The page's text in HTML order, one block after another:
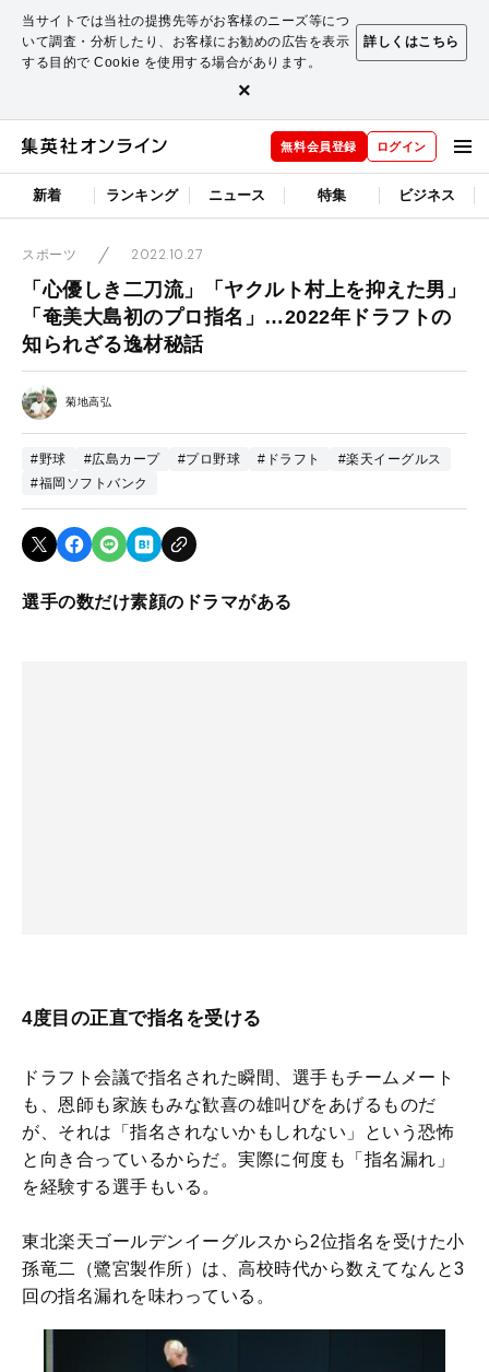
当サイトでは当社の提携先等がお客様のニーズ等につ
いて調査・分析したり、お客様にお勧めの広告を表示
する目的で Cookie を使用する場合があります。
詳しくはこちら
×
無料会員登録 ログイン
新着 ランキング ニュース 特集 ビジネス
スポーツ 2022.10.27
「心優しき二刀流」「ヤクルト村上を抑えた男」
「奄美大島初のプロ指名」…2022年ドラフトの
知られざる逸材秘話
菊地高弘
#野球 #広島カープ #プロ野球 #ドラフト
#楽天イーグルス
#福岡ソフトバンク
選手の数だけ素顔のドラマがある
4度目の正直で指名を受ける
ドラフト会議で指名された瞬間、選手もチームメート
も、恩師も家族もみな歓喜の雄叫びをあげるものだ
が、それは「指名されないかもしれない」という恐怖
と向き合っているからだ。実際に何度も「指名漏れ」
を経験する選手もいる。
東北楽天ゴールデンイーグルスから2位指名を受けた小
孫竜二（鷺宮製作所）は、高校時代から数えてなんと3
回の指名漏れを味わっている。